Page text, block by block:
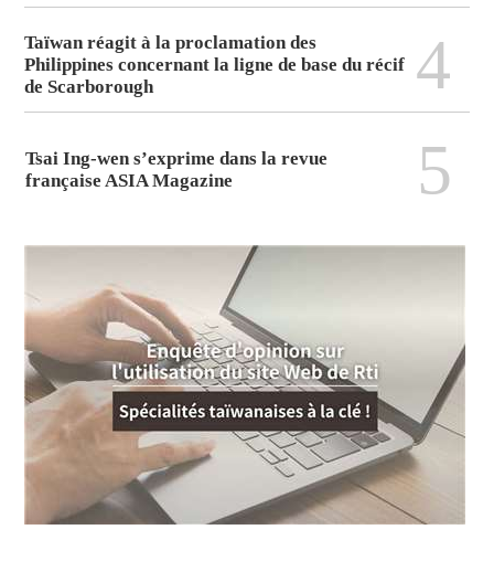
Taïwan réagit à la proclamation des
Philippines concernant la ligne de base du récif
de Scarborough
4
Tsai Ing-wen s’exprime dans la revue
française ASIA Magazine
5